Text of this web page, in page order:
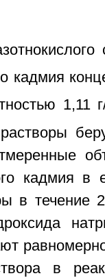
кадмия
1,11
кадмия в
в течение
в